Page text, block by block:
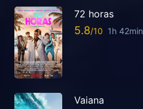
72 horas
5.8 1h 42min
Vaiana